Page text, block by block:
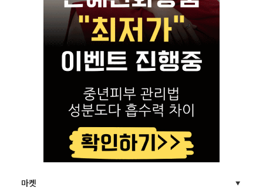
마켓